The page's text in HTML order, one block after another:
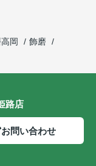
岡
飾磨
路店
お問い合わせ